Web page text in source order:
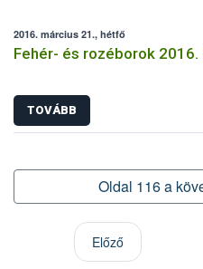
2016. március 21., hétfő
Fehér- és rozéborok
TOVÁBB
Oldal 116 a
Előző